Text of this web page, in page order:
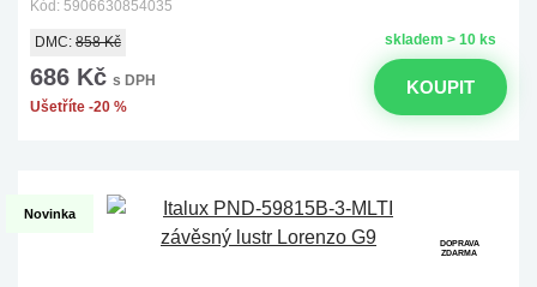
Kód: 5906630854035
skladem > 10 ks
DMC: 858 Kč
686 Kč s DPH
Ušetříte -20 %
KOUPIT
Novinka
DOPRAVA
ZDARMA